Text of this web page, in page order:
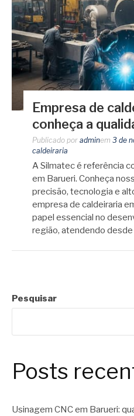
Empresa de
conheça a
Publicado por adminem 3 de
caldeiraria
A Silmatec é referência
em Barueri. Conheça
precisão, tecnologia e
empresa de caldeiraria
papel essencial no
região, atendendo
Pesquisar
Posts
Usinagem CNC em Barueri: